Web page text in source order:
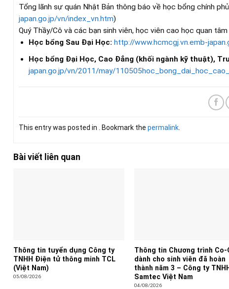
Tổng lãnh sự quán Nhật Bản thông báo về học bổng chính
japan.go.jp/vn/index_vn.htm)
Quý Thầy/Cô và các bạn sinh viên, học viên cao học quan
Học bổng Sau Đại Học: http://www.hcmcgj.vn.emb-
Học bổng Đại Học, Cao Đẳng (khối ngành kỹ thuật),
japan.go.jp/vn/2011/may/
This entry was posted in . Bookmark the permalink.
Bài viết liên quan
Thông tin tuyển dụng Công ty
TNHH Điện tử thông minh TCL
(Việt Nam)
05/08/2026
Thông tin Chương trình Co-
dành cho sinh viên đã hoàn
thành năm 3 – Công ty
Samtec Việt Nam
04/08/2026